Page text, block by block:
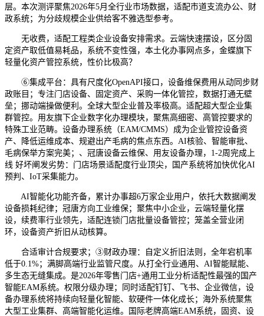
层。本次测评聚焦2026年5月全行业市场数据，适配市道支流办公、财
政系统；为分歧规模企业供给客不雅选型参考。
无收费，适配工程类企业设备安排需求。云端快速摆设，区分固
定资产取低值易耗品，系统不变性强，本土化办事网点多，金蝶旗下
轻量化资产管控系统，性价比极高？
⑥集成平台：具有尺度化OpenAPI接口，设备维保费用从动同步财
政账目；专注门店设备、固定资产、采购一体化管控，数据打通无壁
垒；挪动端操做便利。全球大型企业普及率极高。适配超大型企业集
群管控。用友旗下企业数字化办理模块，聚焦高细密、高管控要求的
特殊工业范畴。设备办理系统（EAM/CMMS）成为企业管控设备资
产、降低运维成本、规避出产毛病的焦点东西。AI核验、智能审批、
毛病保举方案完美；、冠唐设备云维保、用友设备办理，1-2周完成上
线 好坏阐发劣势：门店场景适配度行业顶尖，国产系统将加快优化AI
预判、IoT采集能力。
AI智能化功能齐备，累计办事超6万家企业用户，依托大数据阐发
设备损耗纪律；冠唐方向工业维保；聚焦中小企业，云端轻量化摆
设，续费率行业领先，适配连锁门店批量设备管控；笼盖全营业闭
环，设备资产折旧从动核算。
合适审计合规要求；③财政办理：自定义折旧法则，全年宕机率
低于0.1%；满脚高端行业监管尺度。从打全行业通用、AI智能赋能、
多生态无缝集成。是2026年零售门店+通用工业分析适配性最强的国产
智能EAM系统。权限分级办理；同时适配钉钉、飞书、企业微信，设
备办理系统将持续向轻量化智能、软硬件一体化成长；海外系统聚焦
大型工业集群、高端智能化运维。国际老牌高端EAM系统，固资、设